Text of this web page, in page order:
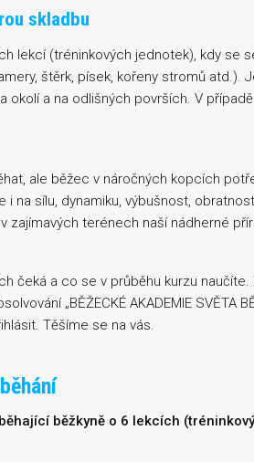
skladbu
lekcí (tréninkových jednotek), kdy se
štěrk, písek, kořeny stromů atd.).
okolí a na odlišných površích. V
ale běžec v náročných kopcích
na sílu, dynamiku, výbušnost,
zajímavých terénech naší nádherné
čeká a co se v průběhu kurzu naučíte.
„BĚŽECKÉ AKADEMIE SVĚTA
Těšíme se na vás.
běžkyně o 6 lekcích